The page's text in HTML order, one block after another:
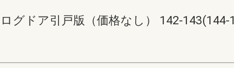
グドア引戸版（価格なし） 142-143(144-